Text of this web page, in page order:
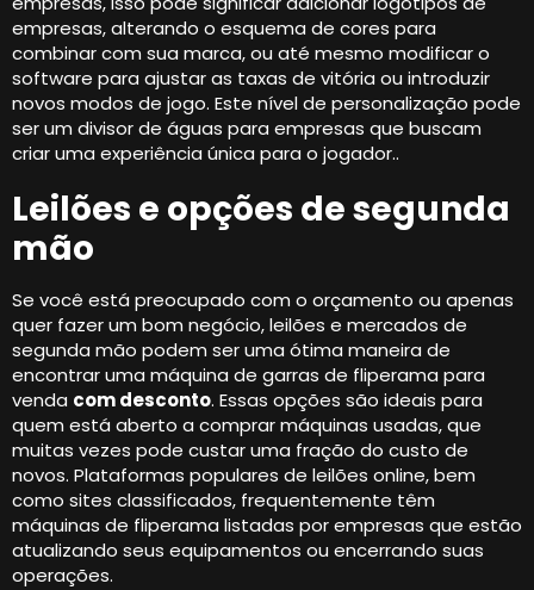
empresas, alterando o esquema de cores para
combinar com sua marca, ou até mesmo modificar o
software para ajustar as taxas de vitória ou introduzir
novos modos de jogo. Este nível de personalização pode
ser um divisor de águas para empresas que buscam
criar uma experiência única para o jogador..
Leilões e opções de segunda
mão
Se você está preocupado com o orçamento ou apenas
quer fazer um bom negócio, leilões e mercados de
segunda mão podem ser uma ótima maneira de
encontrar uma máquina de garras de fliperama para
venda com desconto. Essas opções são ideais para
quem está aberto a comprar máquinas usadas, que
muitas vezes pode custar uma fração do custo de
novos. Plataformas populares de leilões online, bem
como sites classificados, frequentemente têm
máquinas de fliperama listadas por empresas que estão
atualizando seus equipamentos ou encerrando suas
operações.